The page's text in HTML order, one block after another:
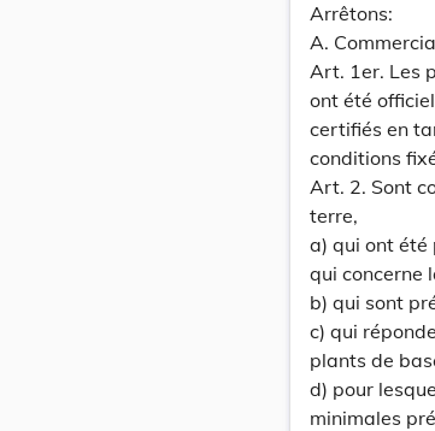
Arrêtons:
A.
Art. 1er. Les
ont été
certifiés en
conditions
Art. 2. Sont
terre,
a) qui ont été
qui concerne
b) qui sont
c) qui
plants de
d) pour
minimales